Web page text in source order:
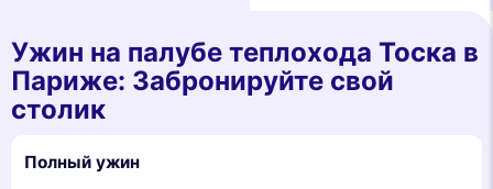
Ужин на палубе теплохода Тоска в
Париже: Забронируйте свой
столик
Полный ужин